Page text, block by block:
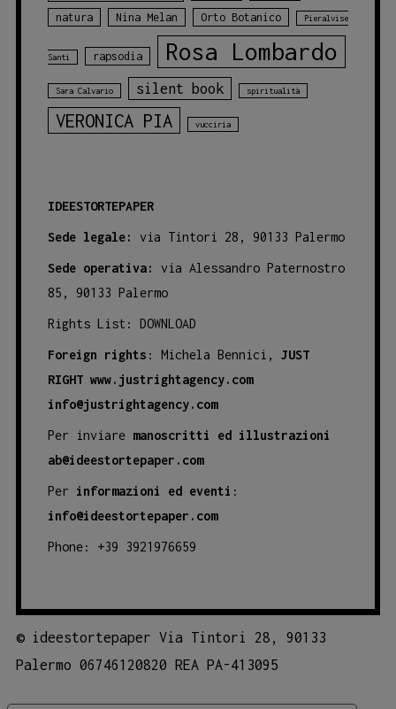
natura Nina Melan Orto Botanico Pieralvise
Santi rapsodia Rosa Lombardo
Sara Calvario silent book spiritualità
VERONICA PIA vucciria
IDEESTORTEPAPER
Sede legale: via Tintori 28, 90133 Palermo
Sede operativa:
via Alessandro Paternostro
85, 90133 Palermo
Rights List: DOWNLOAD
Foreign rights : Michela Bennici, JUST
RIGHT www.justrightagency.com
info@justrightagency.com
Per inviare manoscritti ed illustrazioni
ab@ideestortepaper.com
Per informazioni ed eventi :
info@ideestortepaper.com
Phone: +39 3921976659
© ideestortepaper Via Tintori 28, 90133
Palermo 06746120820 REA PA-413095